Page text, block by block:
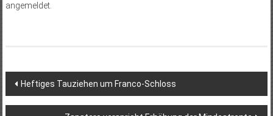
angemeldet.
Beitragsnavigation
Heftiges Tauziehen um Franco-Schloss